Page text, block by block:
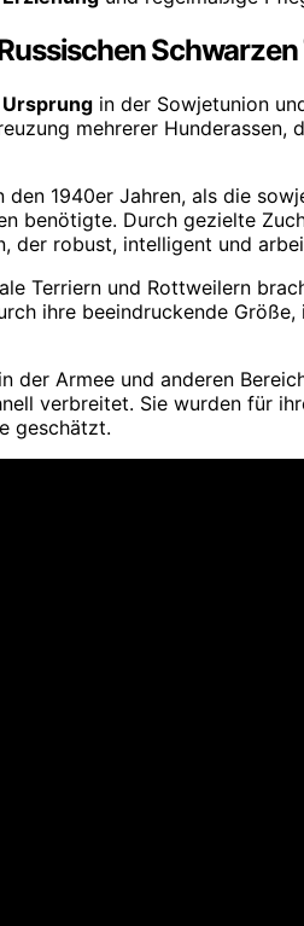
Ursprung in der Sowjetunion
mehrerer Hunderassen,
1940er Jahren, als die
benötigte. Durch gezielte
der robust, intelligent und
Terriern und Rottweilern
ihre beeindruckende
der Armee und anderen
verbreitet. Sie wurden für
geschätzt.